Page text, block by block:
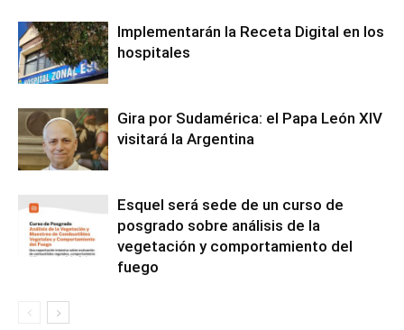
Implementarán la Receta Digital en los
hospitales
Gira por Sudamérica: el Papa León XIV
visitará la Argentina
Esquel será sede de un curso de
posgrado sobre análisis de la
vegetación y comportamiento del
fuego